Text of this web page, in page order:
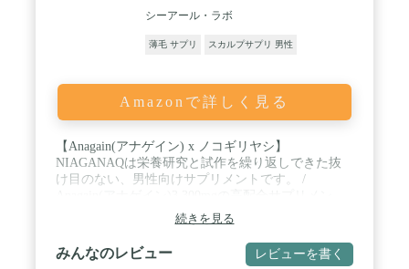
シーアール・ラボ
薄毛 サプリ スカルプサプリ 男性
Amazonで詳しく見る
【Anagain(アナゲイン) x ノコギリヤシ】
NIAGANAQは栄養研究と試作を繰り返しできた抜
け目のない、男性向けサプリメントです。 /
ト。他にも男性に心強いノコギリヤシ、亜鉛、イソ
フラボン、パントテン酸カルシウム、ビタミ ン
B1、ビタミンB6、ビタミンB2、ビ タミンA、葉
酸、ビタミンD、ビタミンC / 国内の上場企業で製造
続きを見る
みんなのレビュー レビューを書く